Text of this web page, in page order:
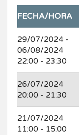
FECHA/HORA
29/07/2024 -
06/08/2024
22:00 - 23:30
26/07/2024
20:00 - 21:30
21/07/2024
11:00 - 15:00